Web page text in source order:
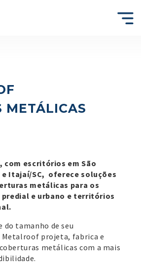
METÁLICAS
com escritórios em São
e Itajaí/SC, oferece soluções
metálicas para os
e urbano e territórios
tamanho de seu
projeta, fabrica e
metálicas com a mais